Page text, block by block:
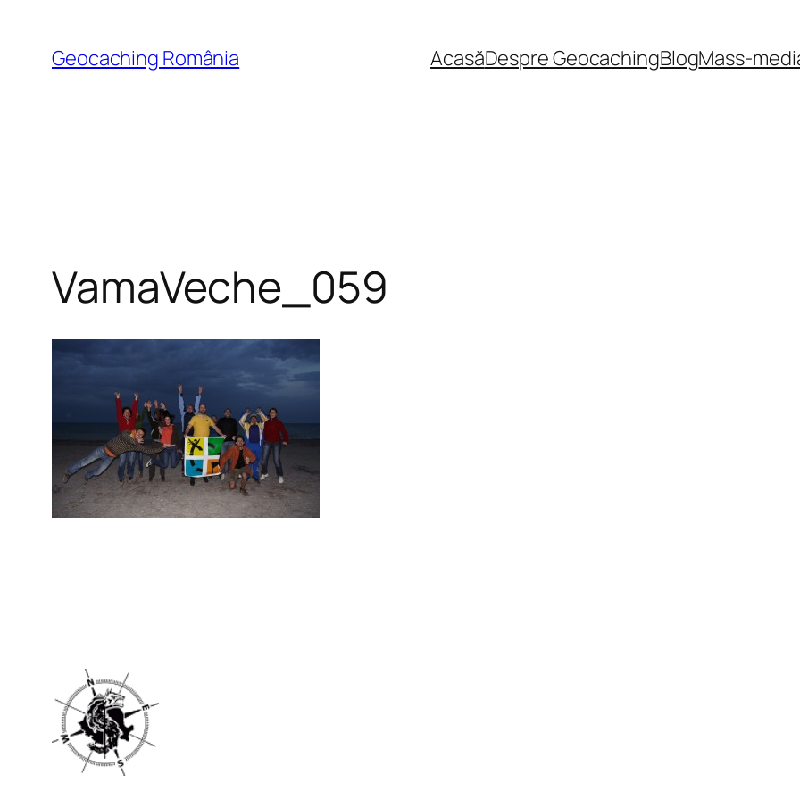
content
Geocaching România AcasăDespre GeocachingBlogMass-
VamaVeche_059